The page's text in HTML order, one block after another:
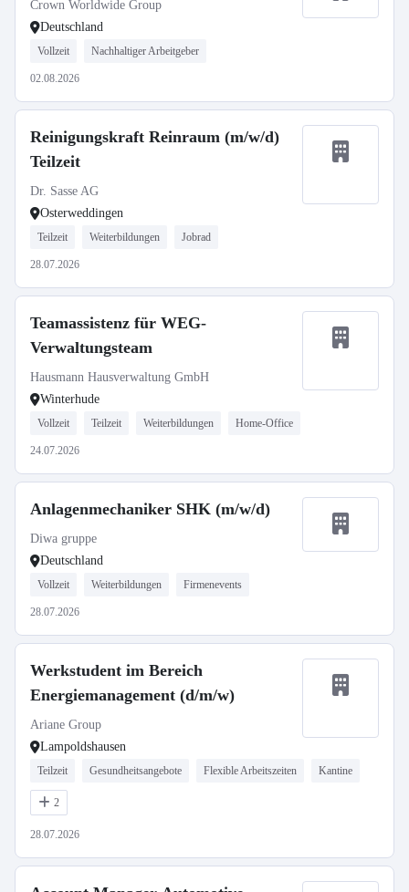
Crown Worldwide Group
Deutschland
Vollzeit Nachhaltiger Arbeitgeber
02.08.2026
Reinigungskraft Reinraum (m/w/d)
Teilzeit
Dr. Sasse AG
Osterweddingen
Teilzeit Weiterbildungen Jobrad
28.07.2026
Teamassistenz für WEG-
Verwaltungsteam
Hausmann Hausverwaltung GmbH
Winterhude
Vollzeit Teilzeit Weiterbildungen Home-Office
24.07.2026
Anlagenmechaniker SHK (m/w/d)
Diwa gruppe
Deutschland
Vollzeit Weiterbildungen Firmenevents
28.07.2026
Werkstudent im Bereich
Energiemanagement (d/m/w)
Ariane Group
Lampoldshausen
Teilzeit Gesundheitsangebote Flexible Arbeitszeiten Kantine
2
28.07.2026